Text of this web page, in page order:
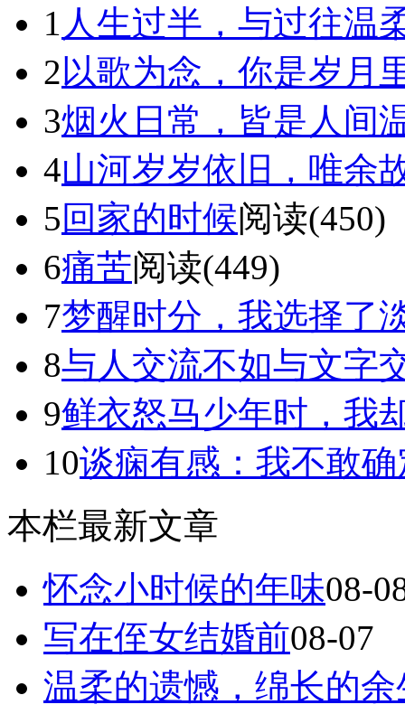
1 人生过半，与过往温
2以歌为念，你是岁月
3烟火日常，皆是人间
4山河岁岁依旧，唯余
5回家的时候阅读(450)
6痛苦阅读(449)
7梦醒时分，我选择了
8与人交流不如与文字
9鲜衣怒马少年时，我
10谈痫有感：我不敢
本栏最新文章
怀念小时候的年味08-
写在侄女结婚前08-07
温柔的遗憾，绵长的余